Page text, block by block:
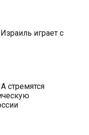
играет с
стремятся